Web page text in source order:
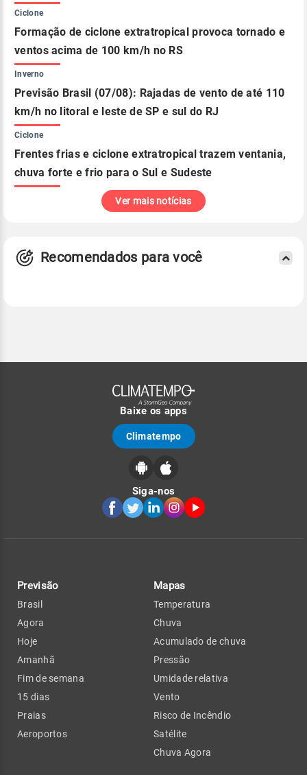
Ciclone
Formação de ciclone extratropical provoca tornado e
ventos acima de 100 km/h no RS
Inverno
Previsão Brasil (07/08): Rajadas de vento de até 110
km/h no litoral e leste de SP e sul do RJ
Ciclone
Frentes frias e ciclone extratropical trazem ventania,
chuva forte e frio para o Sul e Sudeste
Ver mais notícias
Recomendados para você
Baixe os apps
Climatempo
Siga-nos
Previsão
Brasil
Agora
Hoje
Amanhã
Fim de semana
15 dias
Praias
Aeroportos
Mapas
Temperatura
Chuva
Acumulado de chuva
Pressão
Umidade relativa
Vento
Risco de Incêndio
Satélite
Chuva Agora